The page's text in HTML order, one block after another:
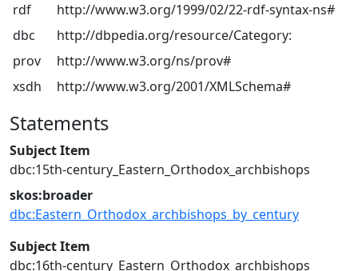
rdf
http://www.w3.org/1999/02/22-rdf-syntax-ns#
dbc
http://dbpedia.org/resource/Category:
prov
http://www.w3.org/ns/prov#
xsdh
http://www.w3.org/2001/XMLSchema#
Statements
Subject Item
dbc:15th-century_Eastern_Orthodox_archbishops
skos:broader
dbc:Eastern_Orthodox_archbishops_by_century
Subject Item
dbc:16th-century_Eastern_Orthodox_archbishops